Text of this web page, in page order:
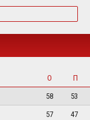
О
П
58
53
57
47